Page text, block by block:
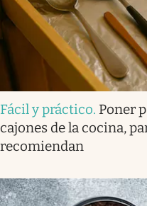
Fácil y práctico. Poner
cajones de la cocina,
recomiendan